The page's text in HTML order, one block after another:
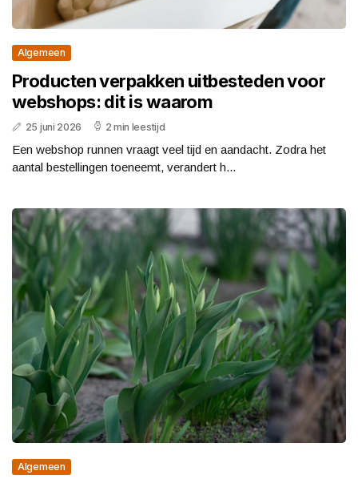
Algemeen
Producten verpakken uitbesteden voor
webshops: dit is waarom
25 juni 2026 2 min leestijd
Een webshop runnen vraagt veel tijd en aandacht. Zodra het
aantal bestellingen toeneemt, verandert h...
Algemeen